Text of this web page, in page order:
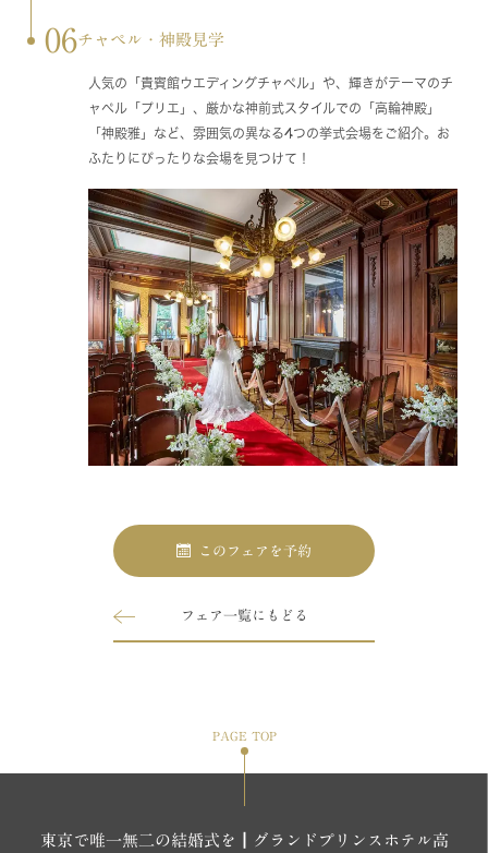
06チャペル・神殿見学
人気の「貴賓館ウエディングチャペル」や、輝きがテーマのチ
ャペル「プリエ」、厳かな神前式スタイルでの「高輪神殿」
「神殿雅」など、雰囲気の異なる4つの挙式会場をご紹介。お
ふたりにぴったりな会場を見つけて！
このフェアを予約
フェア一覧にもどる
PAGE TOP
東京で唯一無二の結婚式を┃グランドプリンスホテル高